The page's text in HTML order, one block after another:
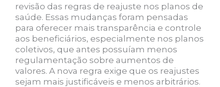
revisão das regras de reajuste nos planos de
saúde. Essas mudanças foram pensadas
para oferecer mais transparência e controle
aos beneficiários, especialmente nos planos
coletivos, que antes possuíam menos
regulamentação sobre aumentos de
valores. A nova regra exige que os reajustes
sejam mais justificáveis e menos arbitrários.